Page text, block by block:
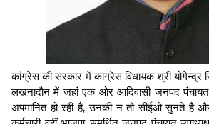
कांग्रेस की सरकार में कांग्रेस विधायक श्री योगेन्द्र
लखनादौन में जहां एक ओर आदिवासी जनपद
अपमानित हो रही है, उनकी न तो सीईओ सुनते है